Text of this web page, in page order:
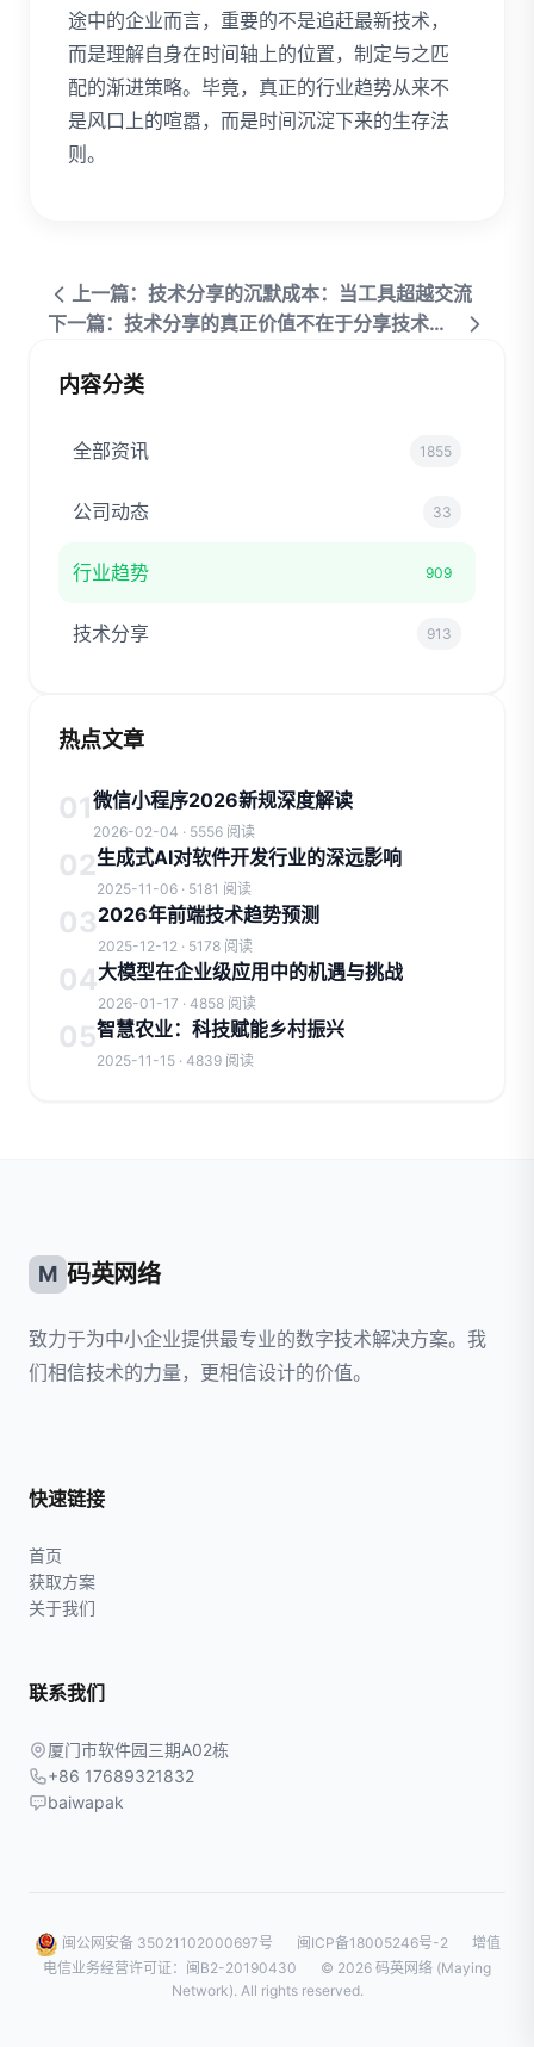
途中的企业而言，重要的不是追赶最新技术，
而是理解自身在时间轴上的位置，制定与之匹
配的渐进策略。毕竟，真正的行业趋势从来不
是风口上的喧嚣，而是时间沉淀下来的生存法
则。
上一篇：技术分享的沉默成本：当工具超越交流
下一篇：技术分享的真正价值不在于分享技术本身
内容分类
全部资讯 1855
公司动态 33
行业趋势 909
技术分享 913
热点文章
01微信小程序2026新规深度解读
2026-02-04 · 5556 阅读
02生成式AI对软件开发行业的深远影响
2025-11-06 · 5181 阅读
032026年前端技术趋势预测
2025-12-12 · 5178 阅读
04大模型在企业级应用中的机遇与挑战
2026-01-17 · 4858 阅读
05智慧农业：科技赋能乡村振兴
2025-11-15 · 4839 阅读
M 码英网络
致力于为中小企业提供最专业的数字技术解决方案。我
们相信技术的力量，更相信设计的价值。
快速链接
首页
获取方案
关于我们
联系我们
厦门市软件园三期A02栋
+86 17689321832
baiwapak
闽公网安备 35021102000697号 闽ICP备18005246号-2
增值
电信业务经营许可证：闽B2-20190430
© 2026 码英网络 (Maying
Network). All rights reserved.